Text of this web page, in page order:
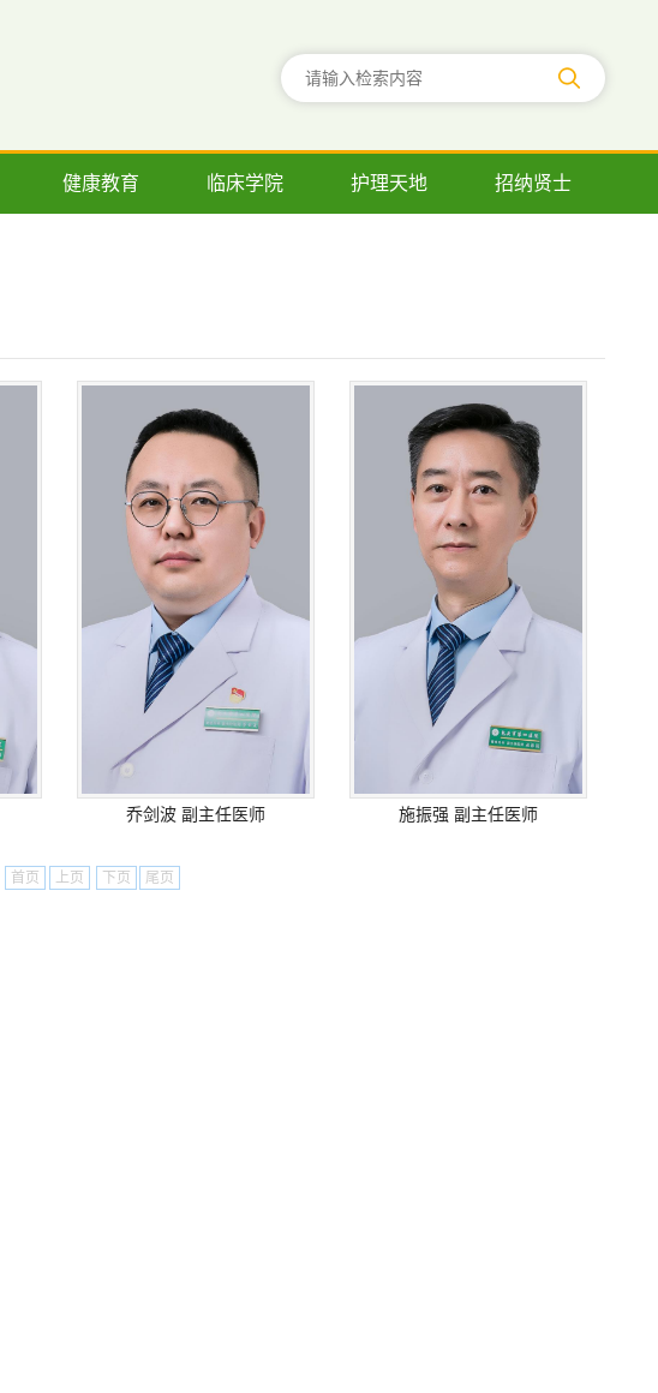
健康教育 临床学院 护理天地 招纳贤士
乔剑波 副主任医师 施振强 副主任医师
首页 上页 下页 尾页